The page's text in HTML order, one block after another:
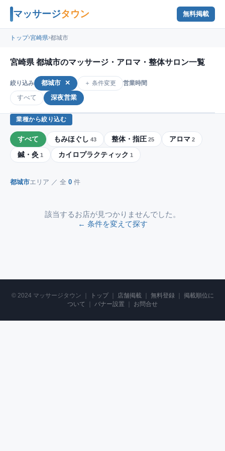
マッサージタウン 無料掲載
トップ›宮崎県›都城市
宮崎県 都城市のマッサージ・アロマ・整体サロン一覧
絞り込み 都城市 ✕ ＋ 条件変更 営業時間
すべて 深夜営業
業種から絞り込む
すべて もみほぐし 43 整体・指圧 25 アロマ 2
鍼・灸 1 カイロプラクティック 1
都城市エリア ／ 全 0 件
該当するお店が見つかりませんでした。
← 条件を変えて探す
© 2024 マッサージタウン ｜ トップ｜ 店舗掲載｜ 無料登録
掲載順位に
ついて
バナー設置 お問合せ